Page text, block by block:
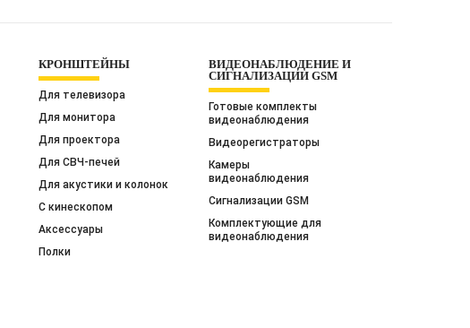
КРОНШТЕЙНЫ
Для телевизора
Для монитора
Для проектора
Для СВЧ-печей
Для акустики и колонок
С кинескопом
Аксессуары
Полки
ВИДЕОНАБЛЮДЕНИЕ И
СИГНАЛИЗАЦИИ GSM
Готовые комплекты
видеонаблюдения
Видеорегистраторы
Камеры
видеонаблюдения
Сигнализации GSM
Комплектующие для
видеонаблюдения